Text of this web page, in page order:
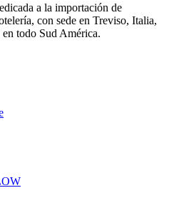
a la importación de
con sede en Treviso, Italia,
todo Sud América.